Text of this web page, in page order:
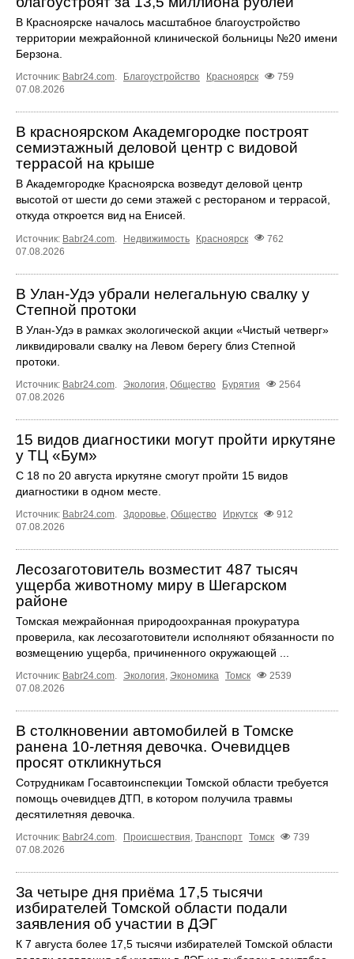
В Красноярске началось масштабное благоустройство
территории межрайонной клинической больницы №20 имени
Берзона.
Источник: Babr24.com. Благоустройство Красноярск
759
07.08.2026
В красноярском Академгородке построят
семиэтажный деловой центр с видовой
террасой на крыше
В Академгородке Красноярска возведут деловой центр
высотой от шести до семи этажей с рестораном и террасой,
откуда откроется вид на Енисей.
Источник: Babr24.com Недвижимость Красноярск
762
07.08.2026
В Улан-Удэ убрали нелегальную свалку у
Степной протоки
В Улан-Удэ в рамках экологической акции «Чистый четверг»
ликвидировали свалку на Левом берегу близ Степной
протоки.
Источник: Babr24.com Экология Общество Бурятия
2564
07.08.2026
15 видов диагностики могут пройти иркутяне
у ТЦ «Бум»
С 18 по 20 августа иркутяне смогут пройти 15 видов
диагностики в одном месте.
Источник: Babr24.com. Здоровье, Общество Иркутск
912
07.08.2026
Лесозаготовитель возместит 487 тысяч
ущерба животному миру в Шегарском
районе
Томская межрайонная природоохранная прокуратура
проверила, как лесозаготовители исполняют обязанности по
возмещению ущерба, причиненного окружающей ...
Источник: Babr24.com. Экология, Экономика Томск
2539
07.08.2026
В столкновении автомобилей в Томске
ранена 10-летняя девочка. Очевидцев
просят откликнуться
Сотрудникам Госавтоинспекции Томской области требуется
помощь очевидцев ДТП, в котором получила травмы
десятилетняя девочка.
Источник: Babr24.com. Происшествия, Транспорт Томск
739
07.08.2026
За четыре дня приёма 17,5 тысячи
избирателей Томской области подали
заявления об участии в ДЭГ
К 7 августа более 17,5 тысячи избирателей Томской области